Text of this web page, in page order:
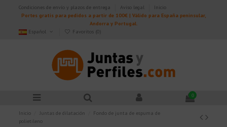
Condiciones de envío y plazos de entrega Aviso legal
Inicio
Portes gratis para pedidos a partir de 100€ | Válido para España peninsular,
Andorra y Portugal.
Español
Favoritos (0)
0
Inicio Juntas de dilatación
Fondo de junta de espuma de
polietileno